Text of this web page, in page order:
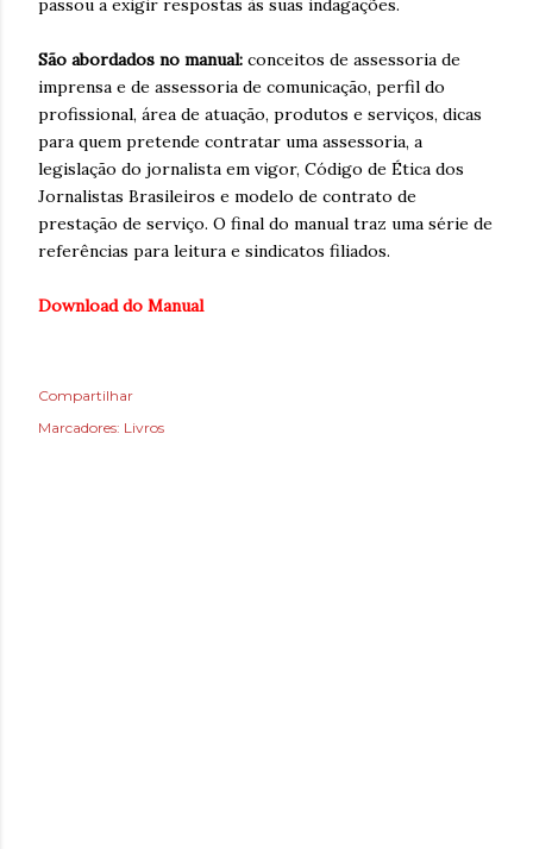
passou a exigir respostas às suas indagações.
São abordados no manual: conceitos de assessoria de
imprensa e de assessoria de comunicação, perfil do
profissional, área de atuação, produtos e serviços, dicas
para quem pretende contratar uma assessoria, a
legislação do jornalista em vigor, Código de Ética dos
Jornalistas Brasileiros e modelo de contrato de
prestação de serviço. O final do manual traz uma série de
referências para leitura e sindicatos filiados.
Download do Manual
Compartilhar
Marcadores: Livros